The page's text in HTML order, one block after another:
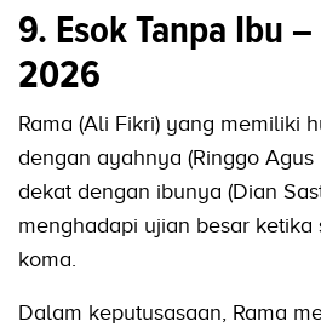
9. Esok Tanpa Ibu
2026
Rama (Ali Fikri) yang memiliki
dengan ayahnya (Ringgo Agus
dekat dengan ibunya (Dian
menghadapi ujian besar ketika
koma.
Dalam keputusasaan, Rama